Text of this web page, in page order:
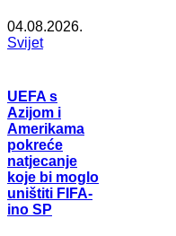
04.08.2026.
Svijet
UEFA s
Azijom i
Amerikama
pokreće
natjecanje
koje bi moglo
uništiti FIFA-
ino SP